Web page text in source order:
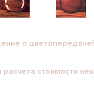
о цветопередаче!
внимание, что цвет
и в печатных
расчета стоимости